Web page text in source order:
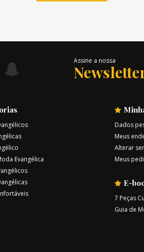
Assine a nossa
Evangélica
Dados
Meus
Alterar
Meus
E-
7 Peças
Guia de